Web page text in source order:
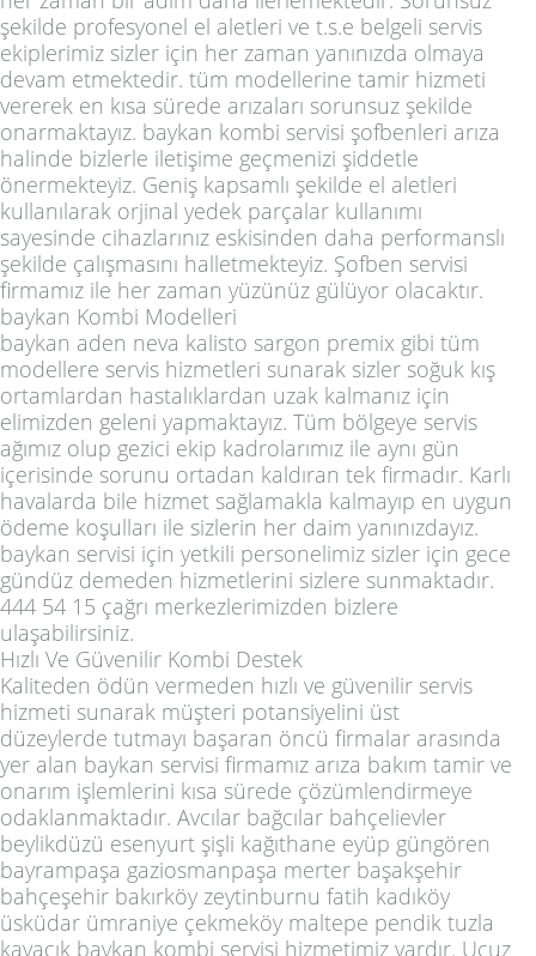
şekilde profesyonel el aletleri ve t.s.e belgeli servis
ekiplerimiz sizler için her zaman yanınızda olmaya
devam etmektedir. tüm modellerine tamir hizmeti
vererek en kısa sürede arızaları sorunsuz şekilde
onarmaktayız. baykan kombi servisi şofbenleri arıza
halinde bizlerle iletişime geçmenizi şiddetle
önermekteyiz. Geniş kapsamlı şekilde el aletleri
kullanılarak orjinal yedek parçalar kullanımı
sayesinde cihazlarınız eskisinden daha performanslı
şekilde çalışmasını halletmekteyiz. Şofben servisi
firmamız ile her zaman yüzünüz gülüyor olacaktır.
baykan Kombi Modelleri
baykan aden neva kalisto sargon premix gibi tüm
modellere servis hizmetleri sunarak sizler soğuk kış
ortamlardan hastalıklardan uzak kalmanız için
elimizden geleni yapmaktayız. Tüm bölgeye servis
ağımız olup gezici ekip kadrolarımız ile aynı gün
içerisinde sorunu ortadan kaldıran tek firmadır. Karlı
havalarda bile hizmet sağlamakla kalmayıp en uygun
ödeme koşulları ile sizlerin her daim yanınızdayız.
baykan servisi için yetkili personelimiz sizler için gece
gündüz demeden hizmetlerini sizlere sunmaktadır.
444 54 15 çağrı merkezlerimizden bizlere
ulaşabilirsiniz.
Hızlı Ve Güvenilir Kombi Destek
Kaliteden ödün vermeden hızlı ve güvenilir servis
hizmeti sunarak müşteri potansiyelini üst
düzeylerde tutmayı başaran öncü firmalar arasında
yer alan baykan servisi firmamız arıza bakım tamir ve
onarım işlemlerini kısa sürede çözümlendirmeye
odaklanmaktadır. Avcılar bağcılar bahçelievler
beylikdüzü esenyurt şişli kağıthane eyüp güngören
bayrampaşa gaziosmanpaşa merter başakşehir
bahçeşehir bakırköy zeytinburnu fatih kadıköy
üsküdar ümraniye çekmeköy maltepe pendik tuzla
kavacık baykan kombi servisi hizmetimiz vardır. Ucuz